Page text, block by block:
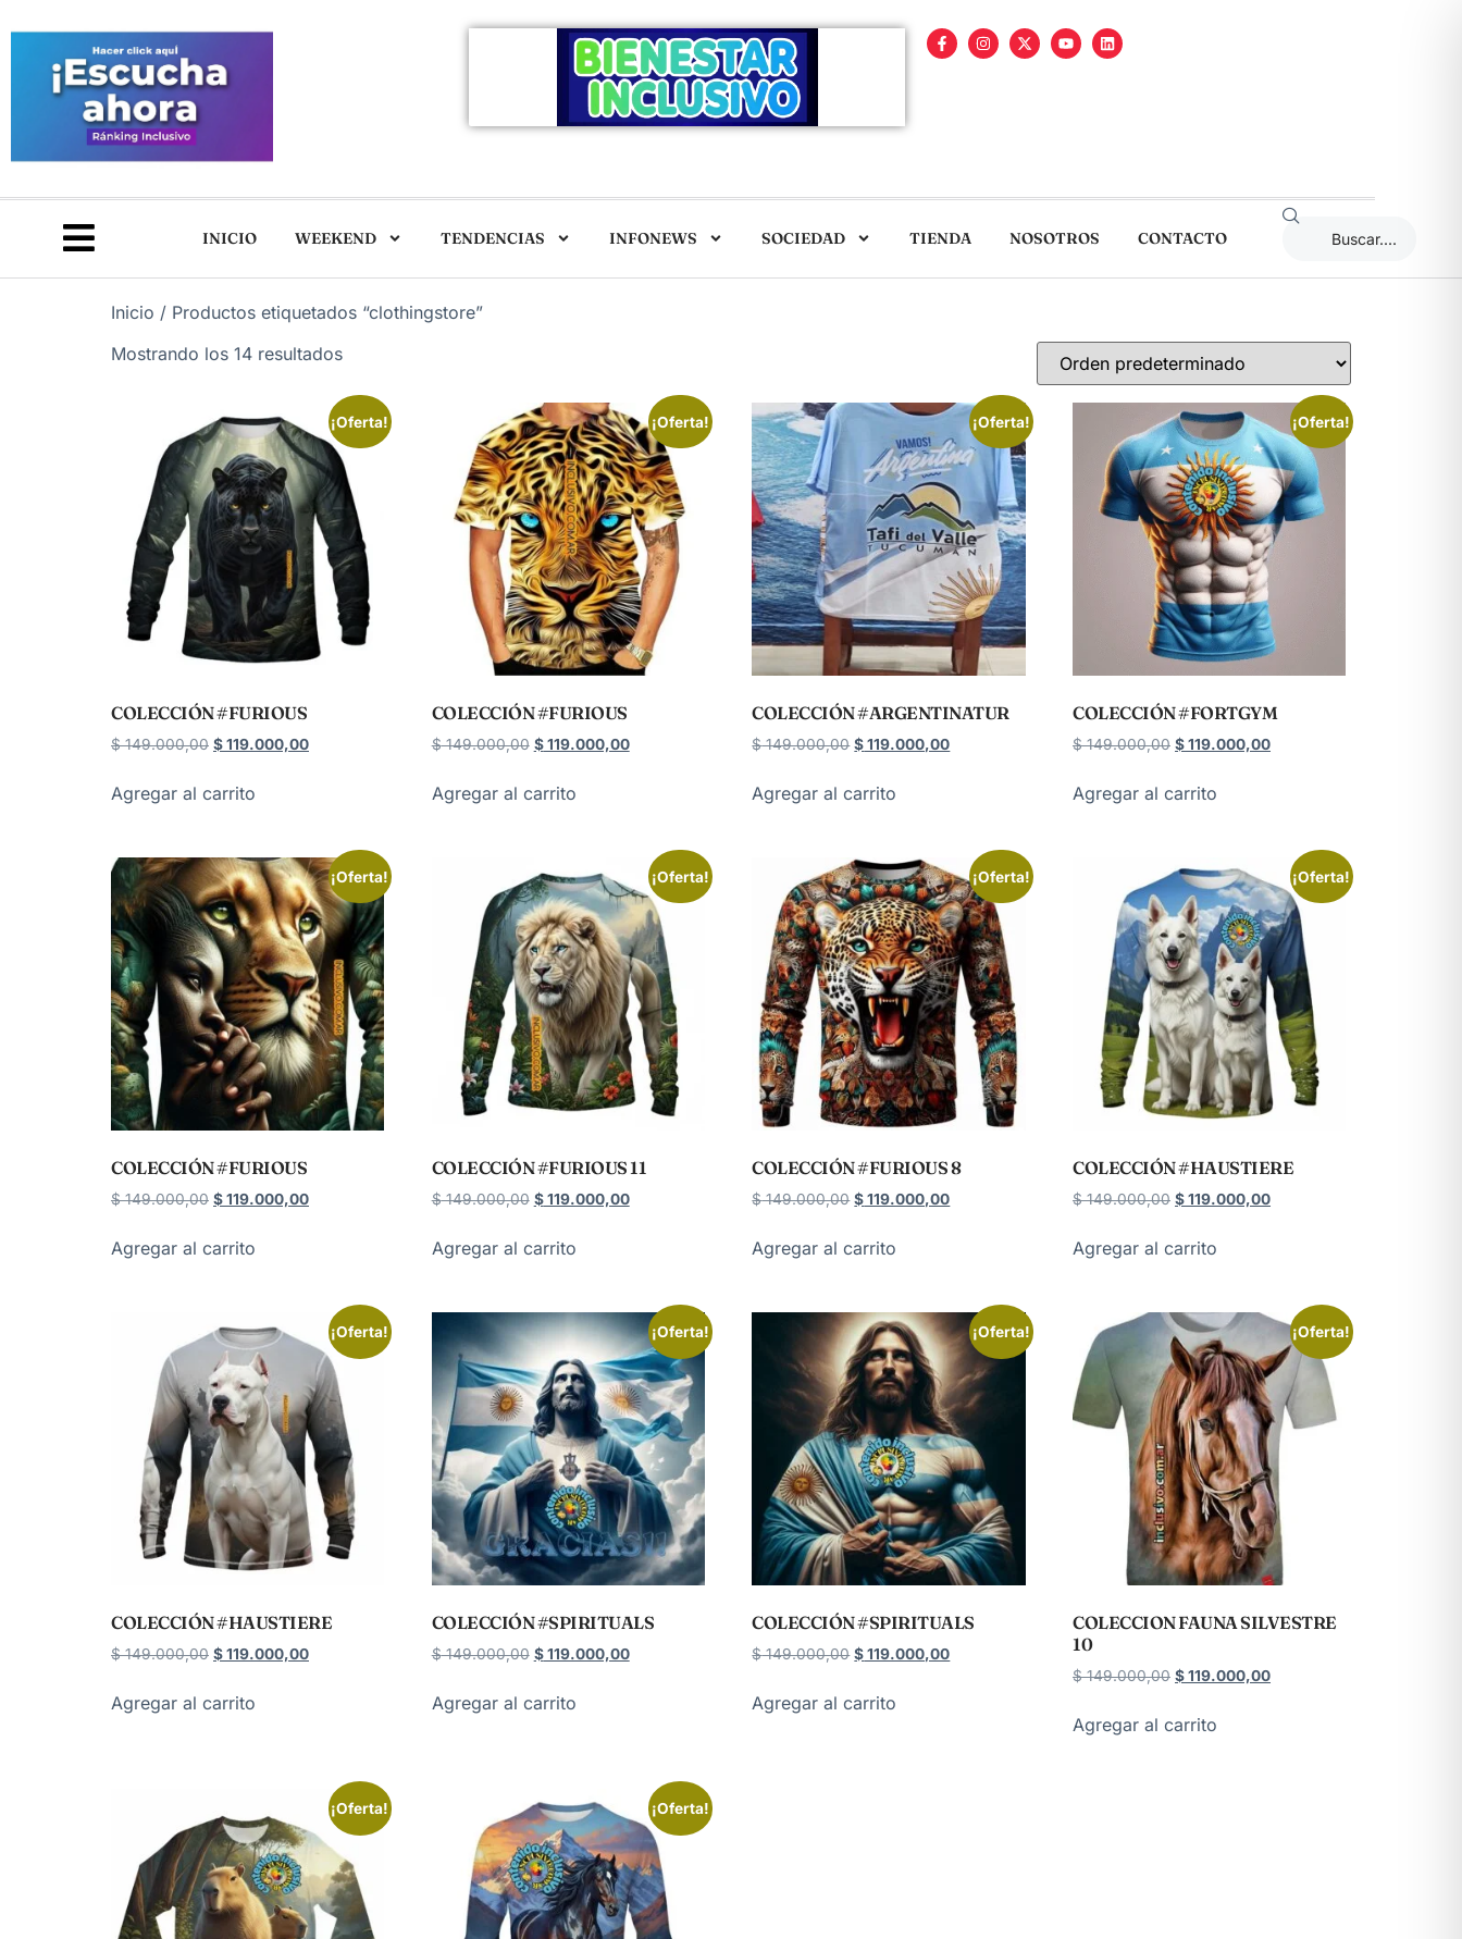
INICIO WEEKEND TENDENCIAS INFONEWS SOCIEDAD TIENDA NOSOTROS CONTACTO
Inicio / Productos etiquetados “clothingstore”
Mostrando los 14 resultados
¡Oferta!
COLECCIÓN #FURIOUS
$149.000,00 $119.000,00
Agregar al carrito
¡Oferta!
COLECCIÓN #FURIOUS
$149.000,00 $119.000,00
Agregar al carrito
¡Oferta!
COLECCIÓN #ARGENTINATUR
$149.000,00 $119.000,00
Agregar al carrito
¡Oferta!
COLECCIÓN #FORTGYM
$149.000,00 $119.000,00
Agregar al carrito
¡Oferta!
COLECCIÓN #FURIOUS
$149.000,00 $119.000,00
Agregar al carrito
¡Oferta!
COLECCIÓN #FURIOUS 11
$149.000,00 $119.000,00
Agregar al carrito
¡Oferta!
COLECCIÓN #FURIOUS 8
$149.000,00 $119.000,00
Agregar al carrito
¡Oferta!
COLECCIÓN #HAUSTIERE
$149.000,00 $119.000,00
Agregar al carrito
¡Oferta!
COLECCIÓN #HAUSTIERE
$149.000,00 $119.000,00
Agregar al carrito
¡Oferta!
COLECCIÓN #SPIRITUALS
$149.000,00 $119.000,00
Agregar al carrito
¡Oferta!
COLECCIÓN #SPIRITUALS
$149.000,00 $119.000,00
Agregar al carrito
¡Oferta!
COLECCION FAUNA SILVESTRE
10
$149.000,00 $119.000,00
Agregar al carrito
¡Oferta! ¡Oferta!